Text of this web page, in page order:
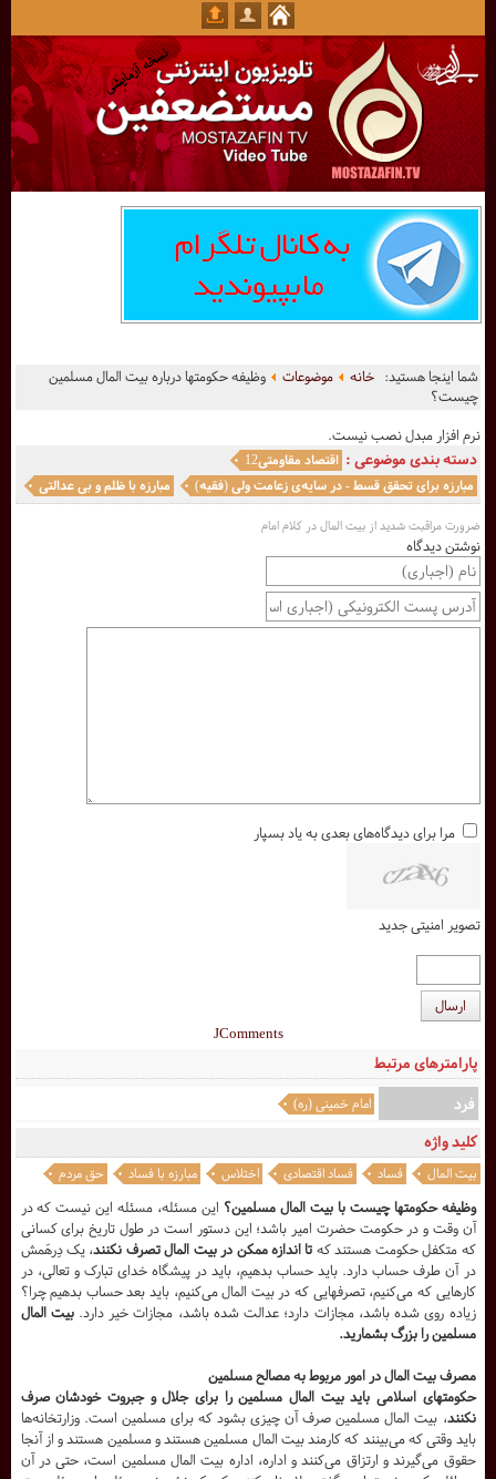
شما اینجا هستید:خانه موضوعات
وظیفه حکومتها درباره بیت المال مسلمین
چیست؟
نرم افزار مبدل نصب نیست.
دسته بندی موضوعی : اقتصاد مقاومتی12
مبارزه برای تحقق قسط - در سایه‌ی زعامت ولی (فقیه)
مبارزه با ظلم و بی عدالتی
ضرورت مراقبت شدید از بیت المال در کلام امام
وظیفه حکومتها چیست با بیت المال مسلمین؟ این مسئله، مسئله این نیست که در
آن وقت و در حکومت حضرت امیر باشد؛ این دستور است در طول تاریخ برای کسانی
که متکفل حکومت هستند که تا اندازه ممکن در بیت المال تصرف نکنند، یک دِرهَمش
در آن طرف حساب دارد. باید حساب بدهیم، باید در پیشگاه خدای تبارک و تعالی، در
کارهایی که می‌کنیم، تصرفهایی که در بیت المال می‌کنیم، باید بعد حساب بدهیم چرا؟
زیاده روی شده باشد، مجازات دارد؛ عدالت شده باشد، مجازات خیر دارد.بیت المال
مسلمین را بزرگ بشمارید.
مصرف بیت المال در امور مربوط به مصالح مسلمین
حکومتهای اسلامی باید بیت المال مسلمین را برای جلال و جبروت خودشان صرف‌
نکنند، بیت المال مسلمین صرف آن چیزی بشود که برای مسلمین است. وزارتخانه‌ها
باید وقتی که می‌بینند که کارمند بیت المال مسلمین هستند و مسلمین هستند و از آنجا
حقوق می‌گیرند و ارتزاق می‌کنند و اداره، اداره بیت المال مسلمین است، حتی در آن
کلید واژه
بیت المال فساد فساد اقتصادی اختلاس مبارزه با فساد حق مردم
پارامترهای مرتبط
فرد
امام خمینی (ره)
نوشتن دیدگاه
مرا برای دیدگاه‌های بعدی به یاد بسپار
تصویر امنیتی جدید
ارسال
JComments